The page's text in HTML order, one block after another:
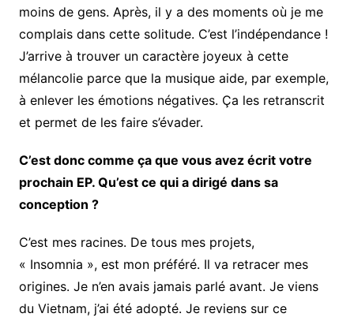
moins de gens. Après, il y a des moments où je me
complais dans cette solitude. C’est l’indépendance !
J’arrive à trouver un caractère joyeux à cette
mélancolie parce que la musique aide, par exemple,
à enlever les émotions négatives. Ça les retranscrit
et permet de les faire s’évader.
C’est donc comme ça que vous avez écrit votre
prochain EP. Qu’est ce qui a dirigé dans sa
conception ?
C’est mes racines. De tous mes projets,
« Insomnia », est mon préféré. Il va retracer mes
origines. Je n’en avais jamais parlé avant. Je viens
du Vietnam, j’ai été adopté. Je reviens sur ce